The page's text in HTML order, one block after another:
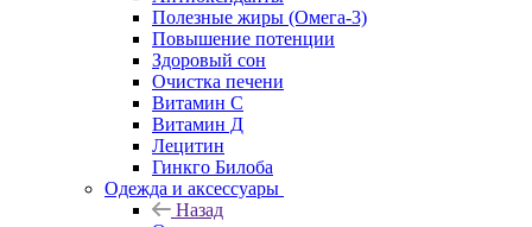
Полезные жиры (Омега-3)
Повышение потенции
Здоровый сон
Очистка печени
Витамин С
Витамин Д
Лецитин
Гинкго Билоба
Одежда и аксессуары
Назад